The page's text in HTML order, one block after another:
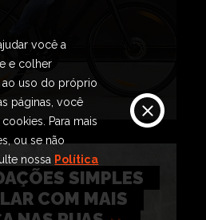
SIMPLES
COM MAIS
você a
e colher
ao uso do próprio
páginas, você
Para mais
ou se não
nossa Política